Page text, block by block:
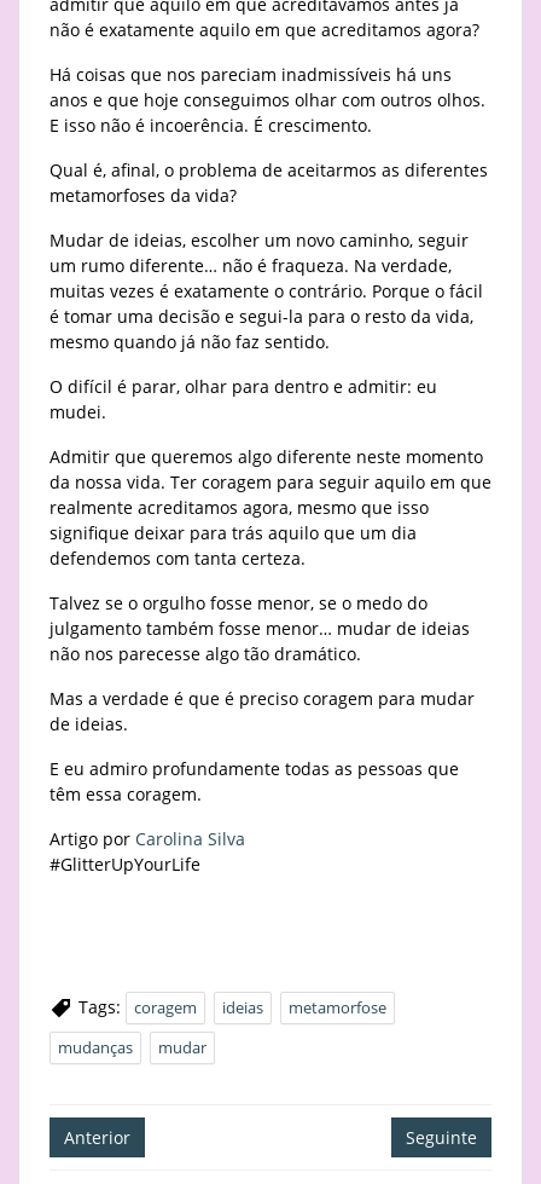
admitir que aquilo em que acreditávamos antes já
não é exatamente aquilo em que acreditamos agora?
Há coisas que nos pareciam inadmissíveis há uns
anos e que hoje conseguimos olhar com outros olhos.
E isso não é incoerência. É crescimento.
Qual é, afinal, o problema de aceitarmos as diferentes
metamorfoses da vida?
Mudar de ideias, escolher um novo caminho, seguir
um rumo diferente… não é fraqueza. Na verdade,
muitas vezes é exatamente o contrário. Porque o fácil
é tomar uma decisão e segui-la para o resto da vida,
mesmo quando já não faz sentido.
O difícil é parar, olhar para dentro e admitir: eu
mudei.
Admitir que queremos algo diferente neste momento
da nossa vida. Ter coragem para seguir aquilo em que
realmente acreditamos agora, mesmo que isso
signifique deixar para trás aquilo que um dia
defendemos com tanta certeza.
Talvez se o orgulho fosse menor, se o medo do
julgamento também fosse menor… mudar de ideias
não nos parecesse algo tão dramático.
Mas a verdade é que é preciso coragem para mudar
de ideias.
E eu admiro profundamente todas as pessoas que
têm essa coragem.
Artigo por Carolina Silva
#GlitterUpYourLife
Tags: coragem ideias
metamorfose
mudanças
mudar
Navegação
de
Anterior Seguinte